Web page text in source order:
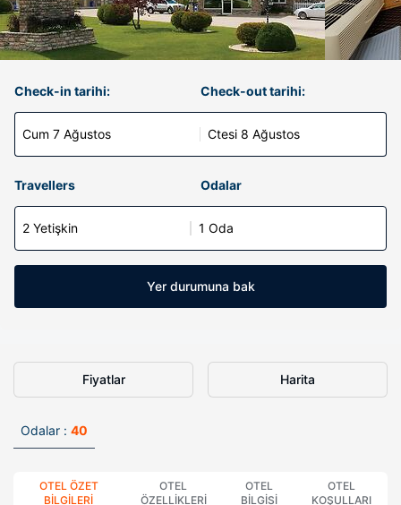
Check-in tarihi:
Cum 7 Ağustos
Check-out tarihi:
Ctesi 8 Ağustos
Travellers Odalar
2 Yetişkin 1 Oda
Yer durumuna bak
Fiyatlar Harita
Odalar : 40
OTEL ÖZET
BILGILERI
OTEL
ÖZELLIKLERI
OTEL
BILGISI
OTEL
KOŞULLARI